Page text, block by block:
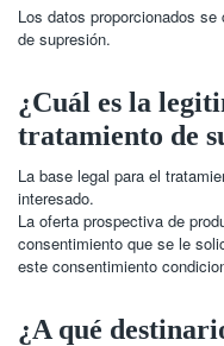
Los datos proporcionados
de supresión.
¿Cuál es la
tratamiento de
La base legal para el
interesado.
La oferta prospectiva de
consentimiento que se le
este consentimiento
¿A qué